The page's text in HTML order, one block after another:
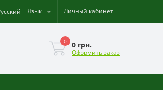
Язык Личный кабинет
0 0 грн.
Оформить заказ